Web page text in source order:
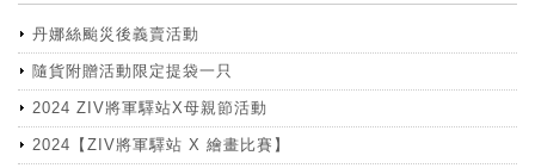
丹娜絲颱災後義賣活動
隨貨附贈活動限定提袋一只
2024 ZIV將軍驛站X母親節活動
2024【ZIV將軍驛站 X 繪畫比賽】